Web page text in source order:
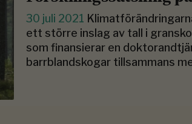
30 juli 2021
ett större inslag av tall i
som finansierar en
barrblandskogar tillsammans